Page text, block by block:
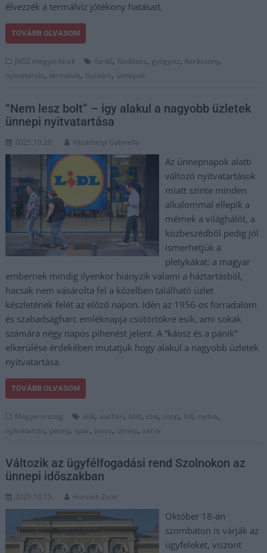
élvezzék a termálvíz jótékony hatásait.
TOVÁBB OLVASOM
JNSZ megyei hírek fürdő, fürdőzés, gyógyvíz, Karácsony,
nyitvatartás, termálvíz, tiszaörs, ünnepek
“Nem lesz bolt” – így alakul a nagyobb üzletek
ünnepi nyitvatartása
2025.10.20. Vásárhelyi Gabriella
Az ünnepnapok alatti
változó nyitvatartások
miatt szinte minden
alkalommal ellepik a
mémek a világhálót, a
közbeszédből pedig jól
ismerhetjük a
pletykákat: a magyar
embernek mindig ilyenkor hiányzik valami a háztartásból,
hacsak nem vásárolta fel a közelben található üzlet
készletének felét az előző napon. Idén az 1956-os forradalom
és szabadságharc emléknapja csütörtökre esik, ami sokak
számára négy napos pihenést jelent. A “káosz és a pánik”
elkerülése érdekében mutatjuk hogy alakul a nagyobb üzletek
nyitvatartása.
TOVÁBB OLVASOM
Magyarország aldi, auchan, bolt, cba, coop, lidl, nyitva,
nyitvatartás, penny, spar, tesco, ünnep, zárva
Változik az ügyfélfogadási rend Szolnokon az
ünnepi időszakban
2025.10.15. Horváth Zsolt
Október 18-án
szombaton is várják az
ügyfeleket, viszont